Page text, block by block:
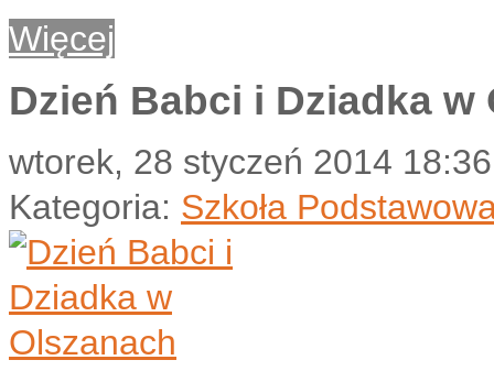
Więcej
Dzień Babci i Dziadka w
wtorek, 28 styczeń 2014 18:36
Kategoria: Szkoła